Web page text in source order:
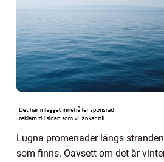
Lugna promenader längs
som finns. Oavsett om det är